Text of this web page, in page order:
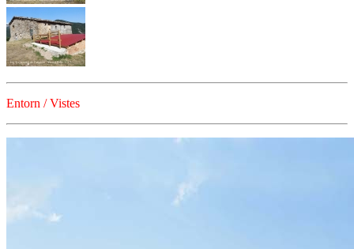
Entorn / Vistes